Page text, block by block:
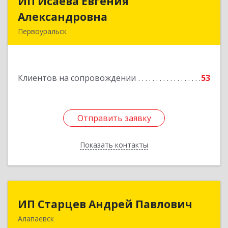
Александровна
Первоуральск
Клиентов на сопровождении 53
Отправить заявку
Показать контакты
Отправить заявку
Назад
ИП Старцев Андрей Павлович
Алапаевск
ИП Старцев Андрей Павлович
624601, Свердловская обл, Алапаевск г,